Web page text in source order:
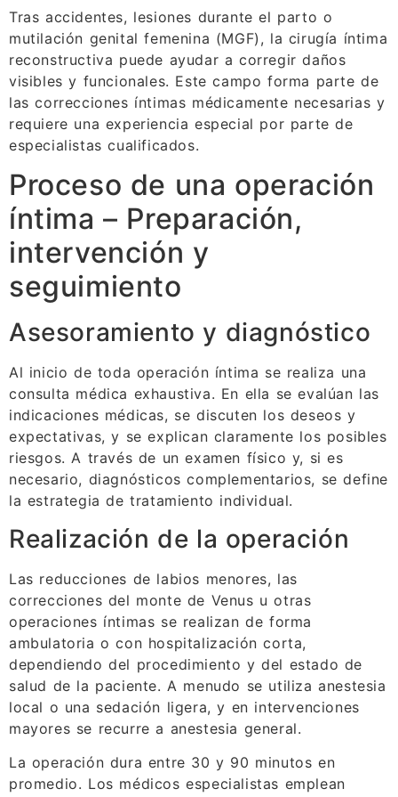
Tras accidentes, lesiones durante el parto o
mutilación genital femenina (MGF), la cirugía íntima
reconstructiva puede ayudar a corregir daños
visibles y funcionales. Este campo forma parte de
las correcciones íntimas médicamente necesarias y
requiere una experiencia especial por parte de
especialistas cualificados.
Proceso de una operación
íntima – Preparación,
intervención y
seguimiento
Asesoramiento y diagnóstico
Al inicio de toda operación íntima se realiza una
consulta médica exhaustiva. En ella se evalúan las
indicaciones médicas, se discuten los deseos y
expectativas, y se explican claramente los posibles
riesgos. A través de un examen físico y, si es
necesario, diagnósticos complementarios, se define
la estrategia de tratamiento individual.
Realización de la operación
Las reducciones de labios menores, las
correcciones del monte de Venus u otras
operaciones íntimas se realizan de forma
ambulatoria o con hospitalización corta,
dependiendo del procedimiento y del estado de
salud de la paciente. A menudo se utiliza anestesia
local o una sedación ligera, y en intervenciones
mayores se recurre a anestesia general.
La operación dura entre 30 y 90 minutos en
promedio. Los médicos especialistas emplean